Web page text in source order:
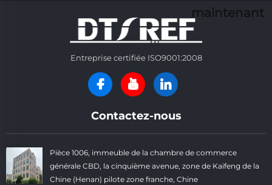
maintenant
Entreprise certifiée ISO9001:2008
Contactez-nous
Pièce 1006, immeuble de la chambre de commerce
générale CBD, la cinquième avenue, zone de Kaifeng de la
Chine (Henan) pilote zone franche, Chine